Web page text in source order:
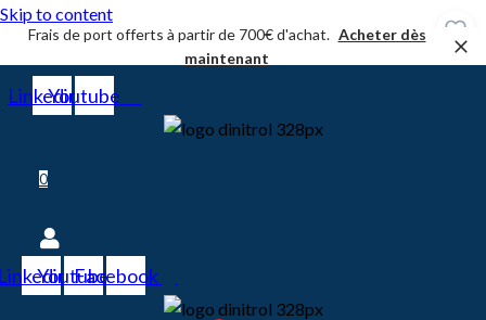
Skip to content
Frais de port offerts à partir de 700€ d'achat. Acheter dès
maintenant
LinkedinYoutube
0
YoutubeFacebook